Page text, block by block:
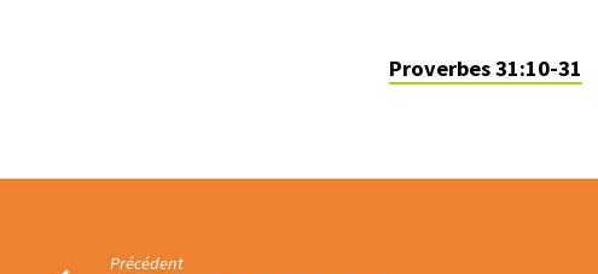
Proverbes 31:10-31
Précédent